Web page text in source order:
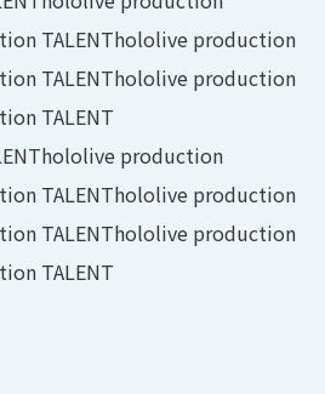
TALENThololive production
TALENThololive production
TALENT
hololive production
TALENThololive production
TALENThololive production
TALENT